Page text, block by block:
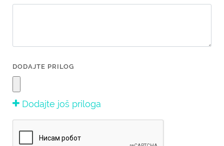
DODAJTE PRILOG
Dodajte još priloga